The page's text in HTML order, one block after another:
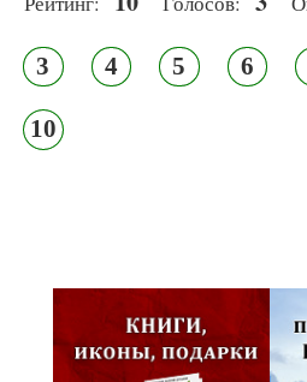
3 4 5 6
10